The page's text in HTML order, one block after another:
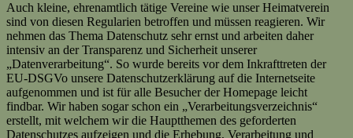
Auch kleine, ehrenamtlich tätige Vereine wie unser Heimatverein
sind von diesen Regularien betroffen und müssen reagieren. Wir
nehmen das Thema Datenschutz sehr ernst und arbeiten daher
intensiv an der Transparenz und Sicherheit unserer
„Datenverarbeitung“. So wurde bereits vor dem Inkrafttreten der
EU-DSGVo unsere Datenschutzerklärung auf die Internetseite
aufgenommen und ist für alle Besucher der Homepage leicht
findbar. Wir haben sogar schon ein „Verarbeitungsverzeichnis“
erstellt, mit welchem wir die Hauptthemen des geforderten
Datenschutzes aufzeigen und die Erhebung, Verarbeitung und